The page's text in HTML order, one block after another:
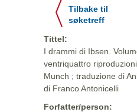
Tilbake til
søketreff
Tittel:
I drammi di Ibsen.
ventriquattro
Munch ; traduzione di
di Franco Antonicelli
Forfatter/person: